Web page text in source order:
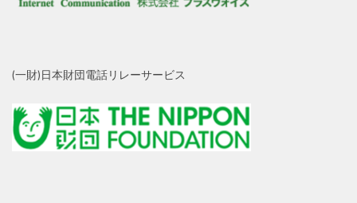
(一財)日本財団電話リレーサービス